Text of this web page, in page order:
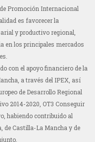
Promoción Internacional
es favorecer la
y productivo regional,
en los principales mercados
con el apoyo financiero de la
a través del IPEX, así
de Desarrollo Regional
2014-2020, OT3 Conseguir
habiendo contribuido al
de Castilla-La Mancha y de